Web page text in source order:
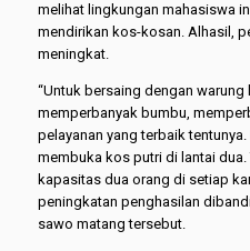
melihat lingkungan mahasiswa
mendirikan kos-kosan. Alhasil,
meningkat.
“Untuk bersaing dengan warung
memperbanyak bumbu,
pelayanan yang terbaik
membuka kos putri di lantai dua.
kapasitas dua orang di setiap
peningkatan penghasilan
sawo matang tersebut.